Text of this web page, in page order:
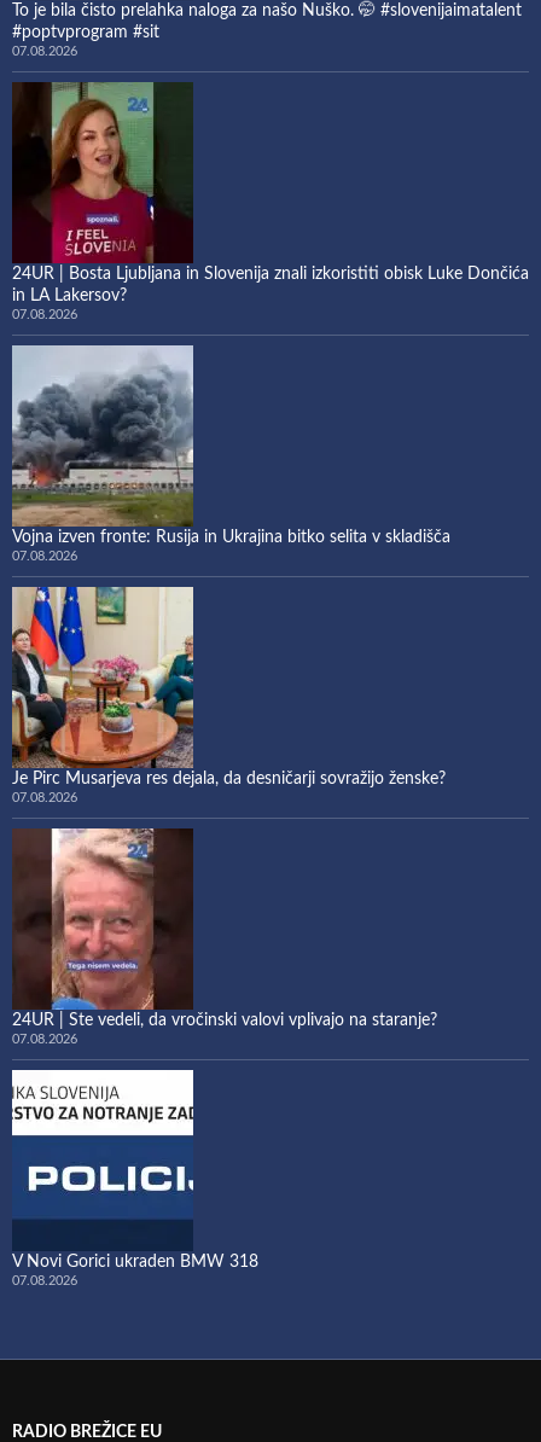
To je bila čisto prelahka naloga za našo Nuško. 🤭 #slovenijaimatalent
#poptvprogram #sit
07.08.2026
24UR | Bosta Ljubljana in Slovenija znali izkoristiti obisk Luke Dončića
in LA Lakersov?
07.08.2026
Vojna izven fronte: Rusija in Ukrajina bitko selita v skladišča
07.08.2026
Je Pirc Musarjeva res dejala, da desničarji sovražijo ženske?
07.08.2026
24UR | Ste vedeli, da vročinski valovi vplivajo na staranje?
07.08.2026
V Novi Gorici ukraden BMW 318
07.08.2026
RADIO BREŽICE EU